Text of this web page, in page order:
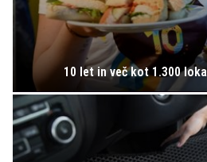
10 let in več kot 1.300